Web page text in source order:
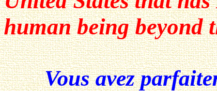
human being beyond
Vous avez